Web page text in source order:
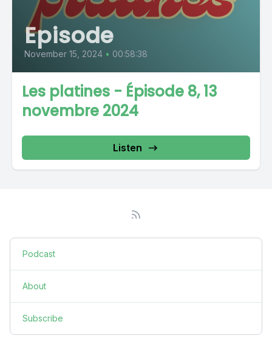
Episode
November 15, 2024 • 00:58:38
Les platines - Épisode 8, 13
novembre 2024
Listen
Podcast
About
Subscribe